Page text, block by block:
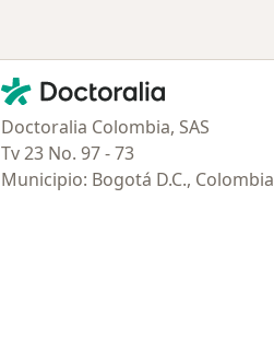
Contacto
Doctoralia - Página de inicio
Doctoralia Colombia, SAS
Tv 23 No. 97 - 73
Municipio: Bogotá D.C., Colombia